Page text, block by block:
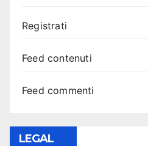
Registrati
Feed contenuti
Feed commenti
LEGAL